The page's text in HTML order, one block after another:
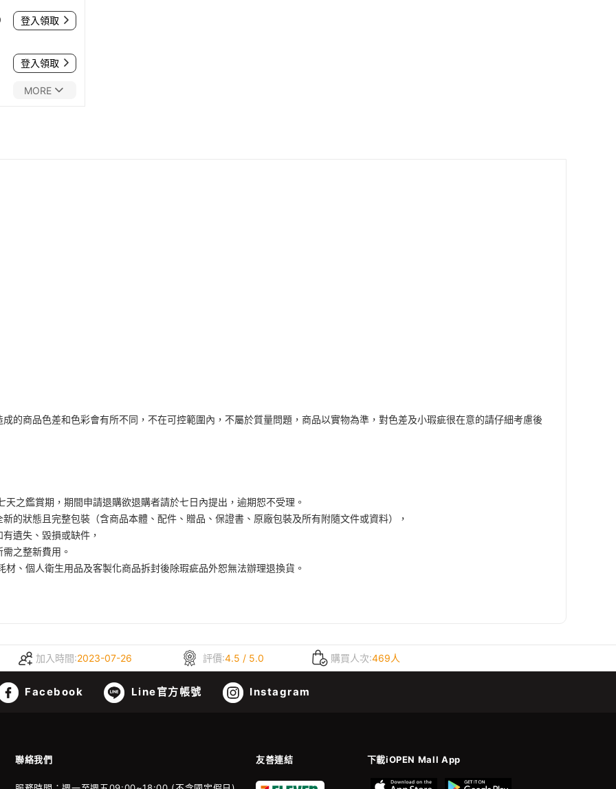
登入領取
登入領取
MORE
的商品色差和色彩會有所不同，不在可控範圍內，不屬於質量問題，商品以實物為準，對色差及小瑕疵很在意的請仔細考慮後
之鑑賞期，期間申請退購欲退購者請於七日內提出，逾期恕不受理。
的狀態且完整包裝（含商品本體、配件、贈品、保證書、原廠包裝及所有附隨文件或資料），
遺失、毀損或缺件，
之整新費用。
、個人衛生用品及客製化商品拆封後除瑕疵品外恕無法辦理退換貨。
加入時間:2023-07-26 評價:4.5 / 5.0 購買人次:469人
Facebook Line官方帳號 Instagram
聯絡我們 友善連結 下載iOPEN Mall App